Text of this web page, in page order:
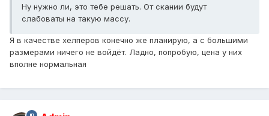
Ну нужно ли, это тебе решать. От скании будут
слабоваты на такую массу.
Я в качестве хелперов конечно же планирую, а с большими
размерами ничего не войдёт. Ладно, попробую, цена у них
вполне нормальная